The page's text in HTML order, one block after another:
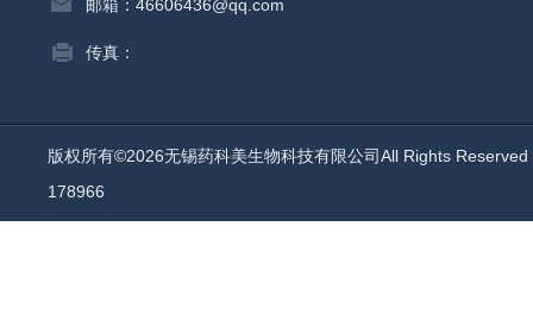
邮箱：46606436@qq.com
传真：
版权所有©2026无锡药科美生物科技有限公司All Rights
178966